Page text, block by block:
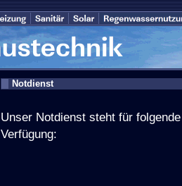
Notdienst
Unser Notdienst steht für
Verfügung: